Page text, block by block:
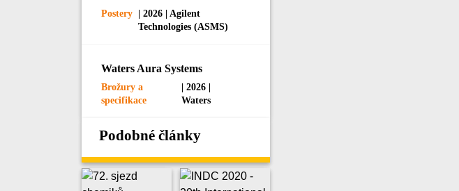
EDX
Postery
| 2026 | Agilent
Technologies (ASMS)
Waters Aura Systems
Brožury a
specifikace
| 2026 |
Waters
Podobné články